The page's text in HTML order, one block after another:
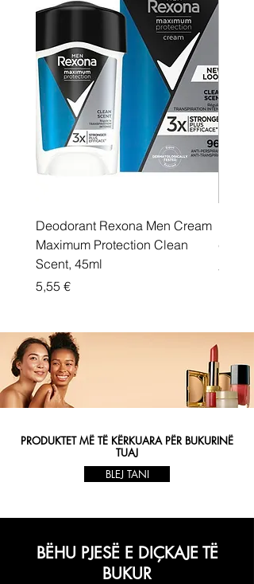
Deodorant Rexona Men Cream
Maximum Protection Clean
Scent, 45ml
Price
5,55 €
Price
5,55 €
PRODUKTET MË TË KËRKUARA PËR BUKURINË
TUAJ
BLEJ TANI
BËHU PJESË E DIÇKAJE TË
BUKUR